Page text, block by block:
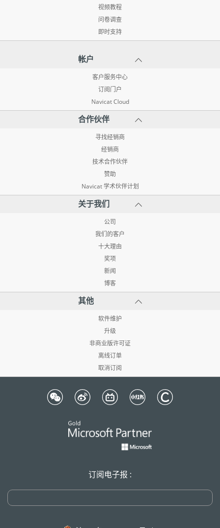
视频教程
问卷调查
即时支持
帐户
客户服务中心
订阅门户
Navicat Cloud
合作伙伴
寻找经销商
经销商
技术合作伙伴
赞助
Navicat 学术伙伴计划
关于我们
公司
我们的客户
十大理由
奖项
新闻
博客
其他
软件维护
升级
非商业版许可证
离线订单
取消订阅
订阅电子报 :